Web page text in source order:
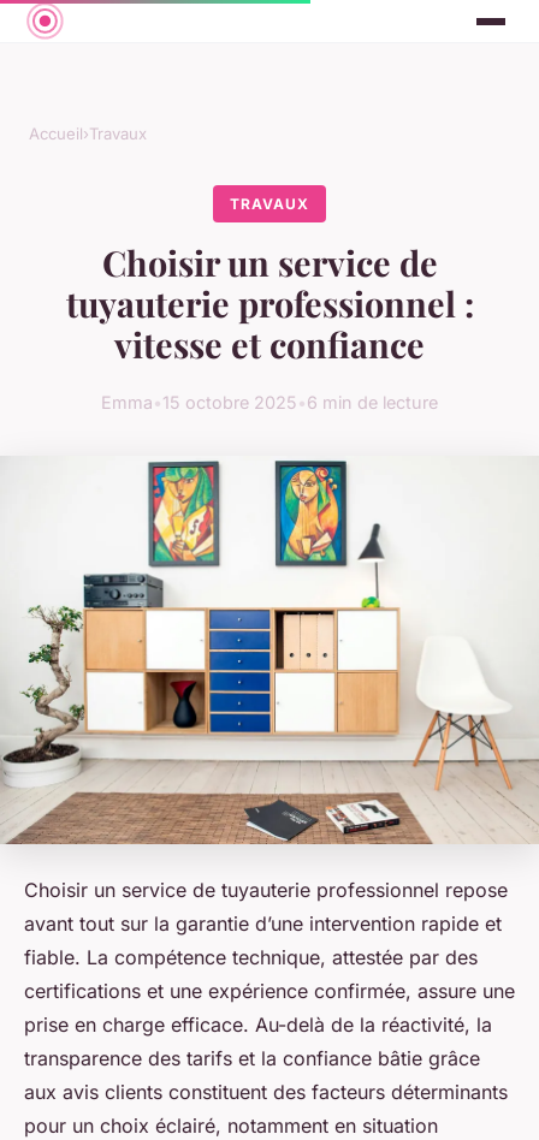
Accueil›Travaux
TRAVAUX
Choisir un service de
tuyauterie professionnel :
vitesse et confiance
Emma•15 octobre 2025•6 min de lecture
Choisir un service de tuyauterie professionnel repose
avant tout sur la garantie d’une intervention rapide et
fiable. La compétence technique, attestée par des
certifications et une expérience confirmée, assure une
prise en charge efficace. Au-delà de la réactivité, la
transparence des tarifs et la confiance bâtie grâce
aux avis clients constituent des facteurs déterminants
pour un choix éclairé, notamment en situation